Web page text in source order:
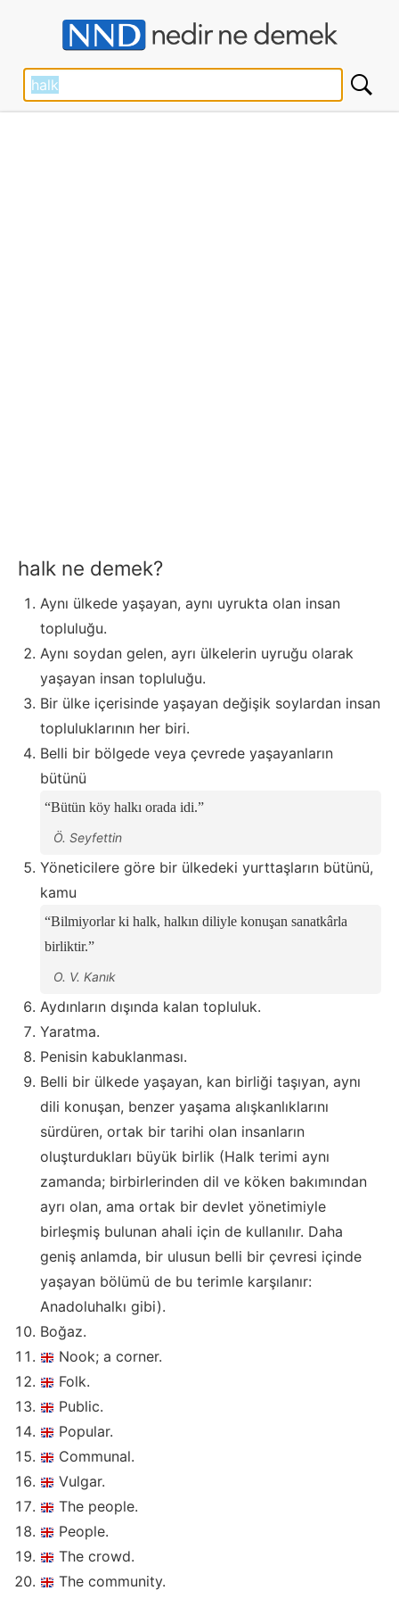
halk ne demek?
Aynı ülkede yaşayan, aynı uyrukta olan insan
topluluğu.
Aynı soydan gelen, ayrı ülkelerin uyruğu olarak
yaşayan insan topluluğu.
Bir ülke içerisinde yaşayan değişik soylardan insan
topluluklarının her biri.
Belli bir bölgede veya çevrede yaşayanların
bütünü
Bütün köy halkı orada idi.
Ö. Seyfettin
Yöneticilere göre bir ülkedeki yurttaşların bütünü,
kamu
Bilmiyorlar ki halk, halkın diliyle konuşan sanatkârla
birliktir.
O. V. Kanık
Aydınların dışında kalan topluluk.
Yaratma.
Penisin kabuklanması.
Belli bir ülkede yaşayan, kan birliği taşıyan, aynı
dili konuşan, benzer yaşama alışkanlıklarını
sürdüren, ortak bir tarihi olan insanların
oluşturdukları büyük birlik (Halk terimi aynı
zamanda; birbirlerinden dil ve köken bakımından
ayrı olan, ama ortak bir devlet yönetimiyle
birleşmiş bulunan ahali için de kullanılır. Daha
geniş anlamda, bir ulusun belli bir çevresi içinde
yaşayan bölümü de bu terimle karşılanır:
Anadoluhalkı gibi).
Boğaz.
Nook; a corner.
Folk.
Public.
Popular.
Communal.
Vulgar.
The people.
People.
The crowd.
The community.